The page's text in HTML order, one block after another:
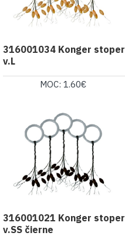
316001034 Konger stoper
v.L
MOC: 1.60€
316001021 Konger stoper
v.SS čierne